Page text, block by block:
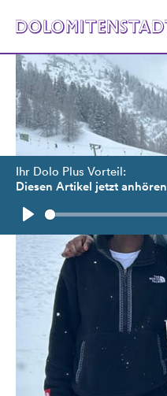
Ihr Dolo Plus Vorteil:
Diesen Artikel jetzt anhören
Play